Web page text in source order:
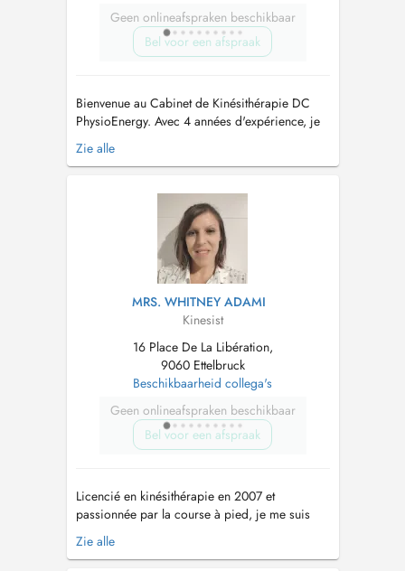
Geen onlineafspraken beschikbaar
Bel voor een afspraak
Bienvenue au Cabinet de Kinésithérapie DC
PhysioEnergy. Avec 4 années d'expérience, je
suis passionné par l'idée d'unir la
kinésithérapie moderne à des thérapies
l'âme. Ma philosophie de soins est centrée sur
lindividu : chaque patient bénéfici...
Zie alle
MRS. WHITNEY ADAMI
Kinesist
16 Place De La Libération,
9060 Ettelbruck
Beschikbaarheid collega's
Geen onlineafspraken beschikbaar
Bel voor een afspraak
Licencié en kinésithérapie en 2007 et
passionnée par la course à pied, je me suis
spécialisée en kinésithérapie du sport. Voulant
aller plus loin dans mes traitements en prenant
Zie alle